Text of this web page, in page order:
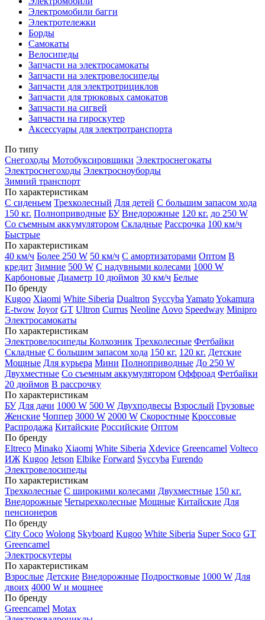
Электромобили багги
Электротележки
Борды
Самокаты
Велосипеды
Запчасти на электросамокаты
Запчасти на электровелосипеды
Запчасти для электротрициклов
Запчасти для трюковых самокатов
Запчасти на сигвей
Запчасти на гироскутер
Аксессуары для электротранспорта
По типу
Снегоходы Мотобуксировщики Электроснегокаты
Электроснегоходы Электросноуборды
Зимний транспорт
По характеристикам
С сиденьем Трехколесный Для детей С большим запасом хода
150 кг. Полноприводные БУ Внедорожные 120 кг. до 250 W
Со съемным аккумулятором Складные Рассрочка 100 км/ч
Быстрые
По характеристикам
40 км/ч Более 250 W 50 км/ч С амортизаторами Оптом В
кредит Зимние 500 W С надувными колесами 1000 W
Карбоновые Диаметр 10 дюймов 30 км/ч Белые
По бренду
Kugoo Xiaomi White Siberia Dualtron Syccyba YamatoYokamura
E-twow Joyor GT Ultron Currus Neoline Aovo Speedway Minipro
Электросамокаты
По характеристикам
Электровелосипеды Колхозник Трехколесные Фетбайки
Складные С большим запасом хода 150 кг. 120 кг. Детские
Мощные Для курьера Мини Полноприводные До 250 W
Двухместные Со съемным аккумулятором Оффроад Фетбайки
20 дюймов В рассрочку
По характеристикам
БУ Для дачи 1000 W 500 W Двухподвесы Взрослый Грузовые
Женские Чоппер 3000 W 2000 W Скоростные Кроссовые
Распродажа Китайские Российские Оптом
По бренду
Eltreco Minako Xiaomi White Siberia Xdevice Greencamel Volteco
ИЖ Kugoo Jetson Elbike Forward Syccyba Furendo
Электровелосипеды
По характеристикам
Трехколесные С широкими колесами Двухместные 150 кг.
Внедорожные Четырехколесные Мощные Китайские Для
пенсионеров
По бренду
City Coco Wolong Skyboard Kugoo White Siberia Super Soco GT
Greencamel
Электроскутеры
По характеристикам
Взрослые Детские Внедорожные Подростковые 1000 W Для
двоих 4000 W и мощнее
По бренду
Greencamel Motax